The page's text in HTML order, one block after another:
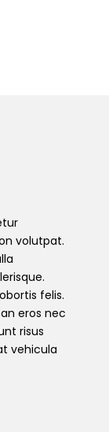
volutpat.
felis.
eros nec
risus
vehicula